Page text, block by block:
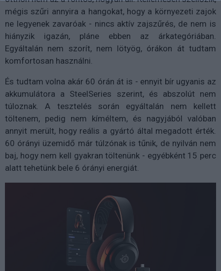
mégis szűri annyira a hangokat, hogy a környezeti zajok
ne legyenek zavaróak - nincs aktív zajszűrés, de nem is
hiányzik igazán, pláne ebben az árkategóriában.
Egyáltalán nem szorít, nem lötyög, órákon át tudtam
komfortosan használni.
És tudtam volna akár 60 órán át is - ennyit bír ugyanis az
akkumulátora a SteelSeries szerint, és abszolút nem
túloznak. A tesztelés során egyáltalán nem kellett
töltenem, pedig nem kíméltem, és nagyjából valóban
annyit merült, hogy reális a gyártó által megadott érték.
60 órányi üzemidő már túlzónak is tűnik, de nyilván nem
baj, hogy nem kell gyakran töltenünk - egyébként 15 perc
alatt tehetünk bele 6 órányi energiát.